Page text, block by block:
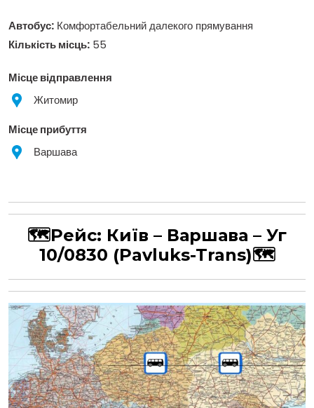
Автобус: Комфортабельний далекого прямування
Кількість місць: 55
Місце відправлення
Житомир
Місце прибуття
Варшава
🗺Рейс: Київ – Варшава – Уг
10/0830 (Pavluks-Trans)🗺